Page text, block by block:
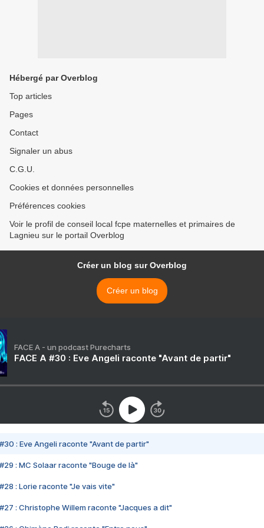
Hébergé par Overblog
Top articles
Pages
Contact
Signaler un abus
C.G.U.
Cookies et données personnelles
Préférences cookies
Voir le profil de conseil local fcpe maternelles et primaires de
Lagnieu sur le portail Overblog
Créer un blog sur Overblog
Créer un blog
FACE A - un podcast Purecharts
FACE A #30 : Eve Angeli raconte "Avant de partir"
#30 : Eve Angeli raconte "Avant de partir"
#29 : MC Solaar raconte "Bouge de là"
#28 : Lorie raconte "Je vais vite"
#27 : Christophe Willem raconte "Jacques a dit"